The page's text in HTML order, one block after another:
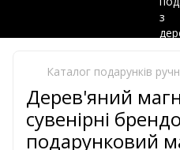
Каталог подарунків
Дерев'яний
сувенірні
подарунковий